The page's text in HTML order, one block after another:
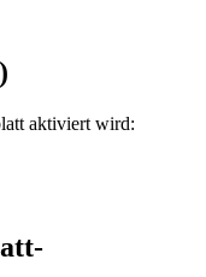
aktiviert wird: